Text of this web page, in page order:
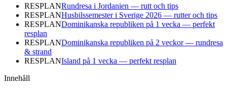
RESPLANRundresa i Jordanien — rutt och tips
RESPLANHusbilssemester i Sverige 2026 — rutter och tips
RESPLANDominikanska republiken på 1 vecka — perfekt
resplan
RESPLANDominikanska republiken på 2 veckor — rundresa
& strand
RESPLANIsland på 1 vecka — perfekt resplan
Innehåll